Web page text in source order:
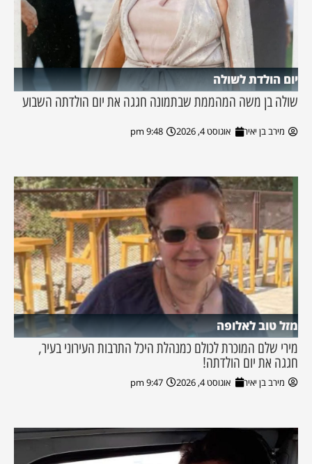
יום הולדת לשולה
שולה בן משה המהממת שבתמונה חגגה את יום הולדתה השבוע
מירב בן יאיר אוגוסט 4, 2026 9:48 pm
מזל טוב לאלופה
מירי שלם המוכרת לכולם כמנהלת היכל התרבות העירוני בעיר,
חגגה את יום הולדתה!
מירב בן יאיר אוגוסט 4, 2026 9:47 pm